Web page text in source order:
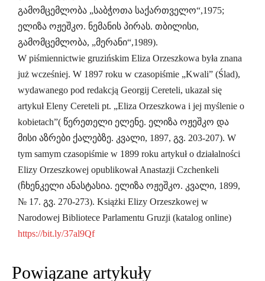
გამომცემლობა „საბჭოთა საქართველო“,1975;
ელიზა ოჟეშკო. ნემანის პირას. თბილისი,
გამომცემლობა, „მერანი“,1989).
W piśmiennictwie gruzińskim Eliza Orzeszkowa była znana
już wcześniej. W 1897 roku w czasopiśmie „Kwali” (Ślad),
wydawanego pod redakcją Georgij Cereteli, ukazał się
artykuł Eleny Cereteli pt. „Eliza Orzeszkowa i jej myślenie o
kobietach”( წერეთელი ელენე. ელიზა ოჟეშკო და
მისი აზრები ქალებზე. კვალი, 1897, გვ. 203-207). W
tym samym czasopiśmie w 1899 roku artykuł o działalności
Elizy Orzeszkowej opublikował Anastazji Czchenkeli
(ჩხენკელი ანასტასია. ელიზა ოჟეშკო. კვალი, 1899,
№ 17. გვ. 270-273). Książki Elizy Orzeszkowej w
Narodowej Bibliotece Parlamentu Gruzji (katalog online)
https://bit.ly/37al9Qf
Powiązane artykuły